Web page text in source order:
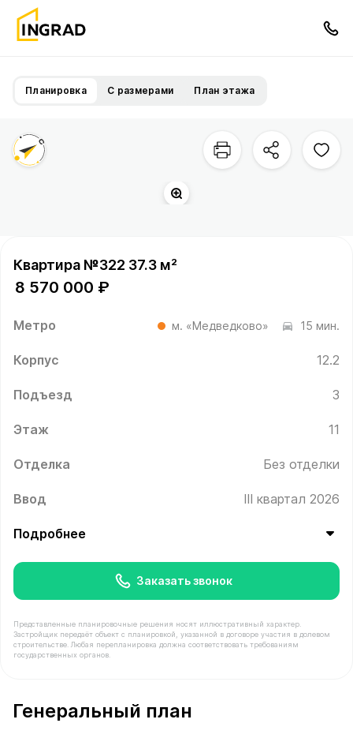
Планировка С размерами План этажа
Квартира №322 37.3 м²
8 570 000 ₽
Метро м. «Медведково» 15 мин.
Корпус 12.2
Подъезд 3
Этаж 11
Отделка Без отделки
Ввод III квартал 2026
Подробнее
Заказать звонок
Представленные планировочные решения носят иллюстративный характер.
Застройщик передаёт объект с планировкой, указанной в договоре участия в долевом
строительстве. Любая перепланировка должна соответствовать требованиям
государственных органов.
Генеральный план